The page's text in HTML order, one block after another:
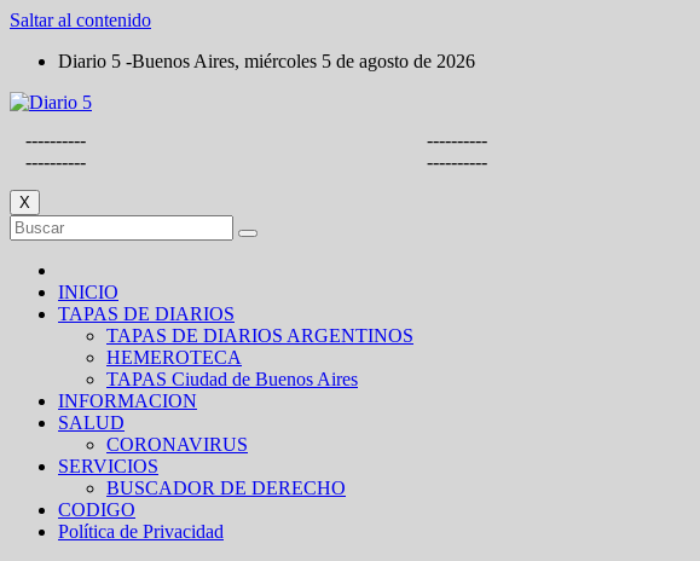
Saltar al contenido
Diario 5 -Buenos Aires, miércoles 5 de agosto de 2026
----------
----------
----------
----------
X
INICIO
TAPAS DE DIARIOS
TAPAS DE DIARIOS ARGENTINOS
HEMEROTECA
TAPAS Ciudad de Buenos Aires
INFORMACION
SALUD
CORONAVIRUS
SERVICIOS
BUSCADOR DE DERECHO
CODIGO
Política de Privacidad